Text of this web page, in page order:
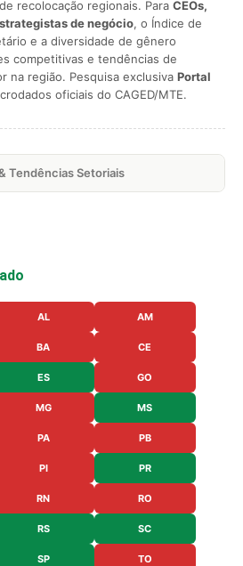
recolocação regionais. Para CEOs,
de negócio, o Índice de
e a diversidade de gênero
competitivas e tendências de
na região. Pesquisa exclusiva Portal
oficiais do CAGED/MTE.
Tendências Setoriais
AL AM
BA CE
ES GO
MG MS
PA PB
PI PR
RN RO
RS SC
SP TO